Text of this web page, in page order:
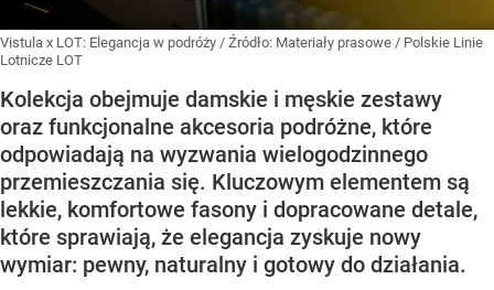
Vistula x LOT: Elegancja w podróży / Źródło: Materiały prasowe / Polskie Linie
Lotnicze LOT
Kolekcja obejmuje damskie i męskie zestawy
oraz funkcjonalne akcesoria podróżne, które
odpowiadają na wyzwania wielogodzinnego
przemieszczania się. Kluczowym elementem są
lekkie, komfortowe fasony i dopracowane detale,
które sprawiają, że elegancja zyskuje nowy
wymiar: pewny, naturalny i gotowy do działania.